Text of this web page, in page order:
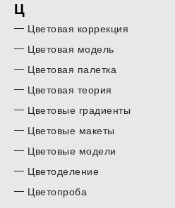
Ц
Цветовая коррекция
Цветовая модель
Цветовая палетка
Цветовая теория
Цветовые градиенты
Цветовые макеты
Цветовые модели
Цветоделение
Цветопроба